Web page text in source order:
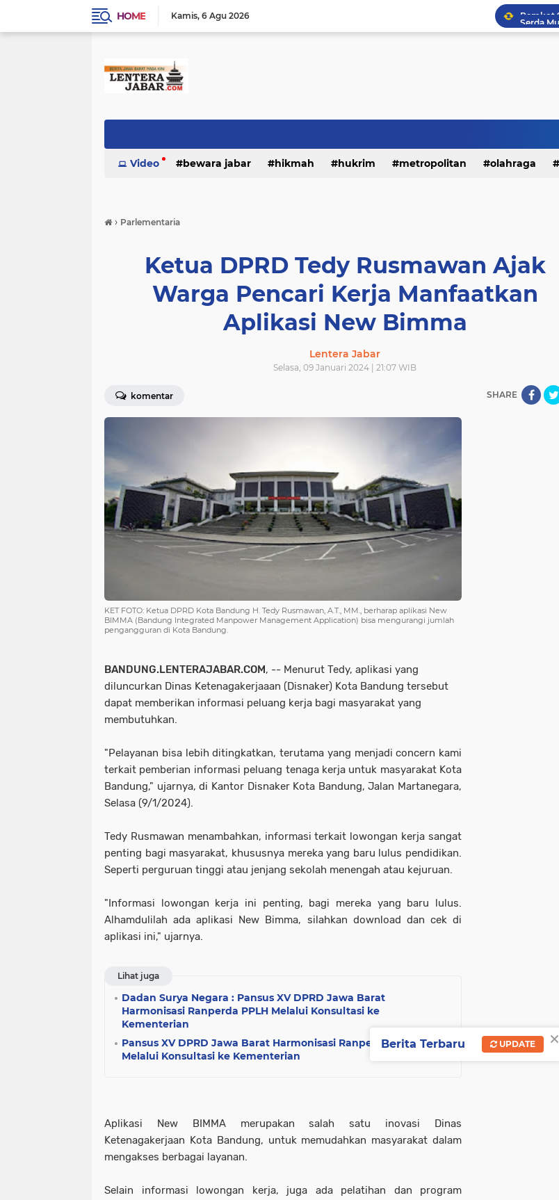
HOME Kamis 6 Agu 2026
Video bewara jabar hikmah hukrim metropolitan olahraga
› Parlementaria
Ketua DPRD Tedy Rusmawan Ajak
Warga Pencari Kerja Manfaatkan
Aplikasi New Bimma
Lentera Jabar
Selasa, 09 Januari 2024 | 21:07 WIB
komentar SHARE
KET FOTO: Ketua DPRD Kota Bandung H. Tedy Rusmawan, A.T., MM., berharap aplikasi New
BIMMA (Bandung Integrated Manpower Management Application) bisa mengurangi jumlah
pengangguran di Kota Bandung.
BANDUNG.LENTERAJABAR.COM, -- Menurut Tedy, aplikasi yang
diluncurkan Dinas Ketenagakerjaaan (Disnaker) Kota Bandung tersebut
dapat memberikan informasi peluang kerja bagi masyarakat yang
membutuhkan.
"Pelayanan bisa lebih ditingkatkan, terutama yang menjadi concern kami
terkait pemberian informasi peluang tenaga kerja untuk masyarakat Kota
Bandung," ujarnya, di Kantor Disnaker Kota Bandung, Jalan Martanegara,
Selasa (9/1/2024).
Tedy Rusmawan menambahkan, informasi terkait lowongan kerja sangat
penting bagi masyarakat, khususnya mereka yang baru lulus pendidikan.
Seperti perguruan tinggi atau jenjang sekolah menengah atau kejuruan.
"Informasi lowongan kerja ini penting, bagi mereka yang baru lulus.
Alhamdulilah ada aplikasi New Bimma, silahkan download dan cek di
aplikasi ini," ujarnya.
Lihat juga
Dadan Surya Negara : Pansus XV DPRD Jawa Barat
Harmonisasi Ranperda PPLH Melalui Konsultasi ke
Kementerian
Pansus XV DPRD Jawa Barat Harmonisasi Ranperda PPLH
Melalui Konsultasi ke Kementerian
Aplikasi New BIMMA merupakan salah satu inovasi Dinas
Ketenagakerjaan Kota Bandung, untuk memudahkan masyarakat dalam
mengakses berbagai layanan.
Selain informasi lowongan kerja, juga ada pelatihan dan program
×
Berita Terbaru UPDATE